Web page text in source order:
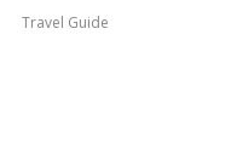
Travel Guide